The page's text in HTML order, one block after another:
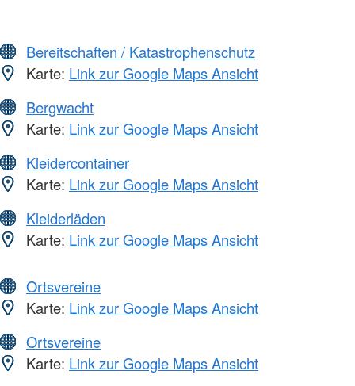
Bereitschaften / Katastrophenschutz
Karte: Link zur Google Maps Ansicht
Bergwacht
Karte: Link zur Google Maps Ansicht
Kleidercontainer
Karte: Link zur Google Maps Ansicht
Kleiderläden
Karte: Link zur Google Maps Ansicht
Ortsvereine
Karte: Link zur Google Maps Ansicht
Ortsvereine
Karte: Link zur Google Maps Ansicht